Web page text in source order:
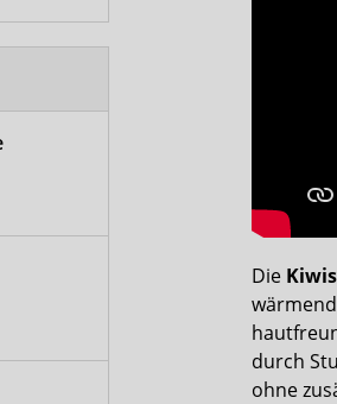
Die
durch
ohne